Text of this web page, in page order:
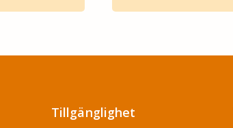
Tillgänglighet